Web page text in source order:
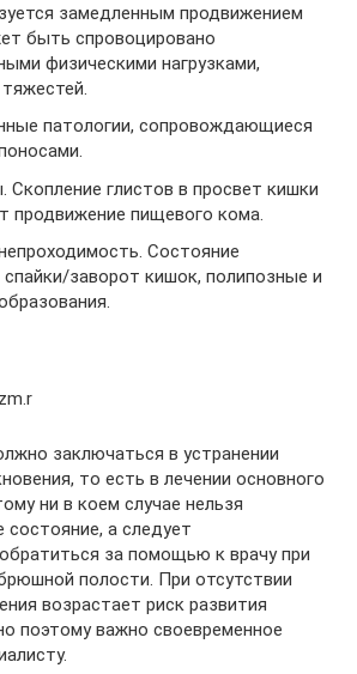
замедленным продвижением
быть спровоцировано
физическими нагрузками,
патологии, сопровождающиеся
Скопление глистов в просвет кишки
продвижение пищевого кома.
Состояние
заворот кишок, полипозные и
заключаться в устранении
то есть в лечении основного
ни в коем случае нельзя
состояние, а следует
за помощью к врачу при
полости. При отсутствии
возрастает риск развития
поэтому важно своевременное